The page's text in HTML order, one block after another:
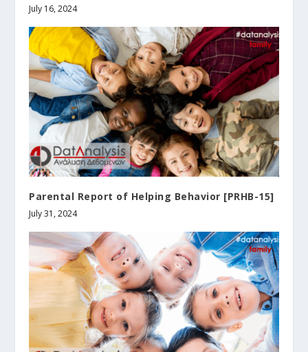
July 16, 2024
Parental Report of Helping Behavior [PRHB-15]
July 31, 2024